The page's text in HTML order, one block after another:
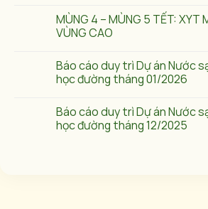
MÙNG 4 – MÙNG 5 TẾT: XYT
VÙNG CAO
Báo cáo duy trì Dự án Nước
học đường tháng 01/2026
Báo cáo duy trì Dự án Nước
học đường tháng 12/2025